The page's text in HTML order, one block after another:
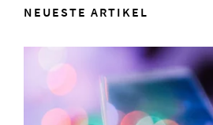
NEUESTE ARTIKEL